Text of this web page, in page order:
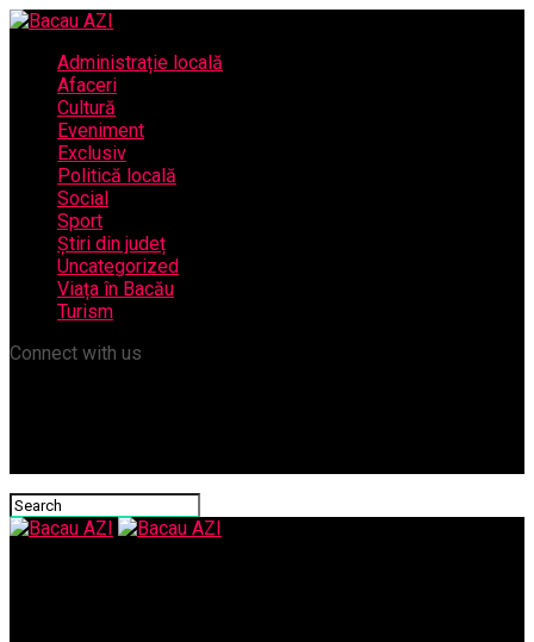
Administrație locală
Afaceri
Cultură
Eveniment
Exclusiv
Politică locală
Social
Sport
Știri din județ
Uncategorized
Viața în Bacău
Turism
Connect with us